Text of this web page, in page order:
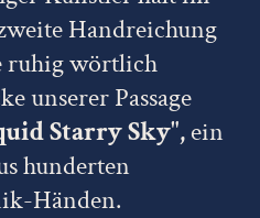
Handreichung
ruhig wörtlich
unserer Passage
Starry Sky", ein
hunderten
Händen.